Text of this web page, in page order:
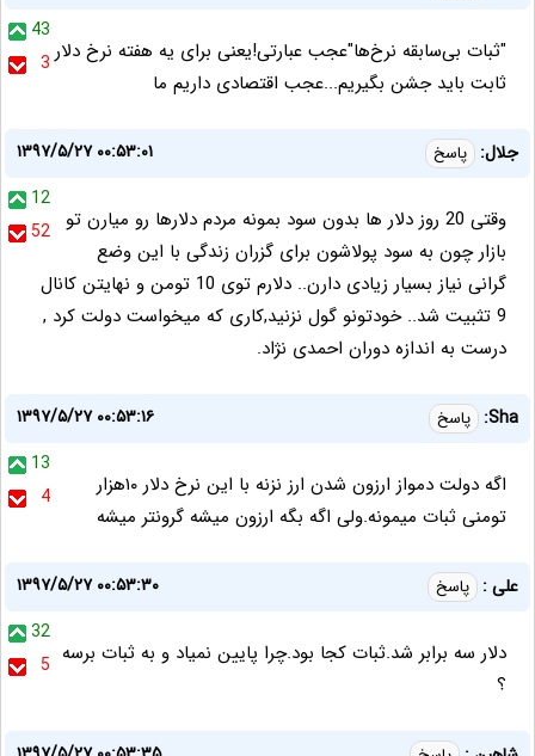
43
3 "ثبات بی‌سابقه نرخ‌ها"عجب عبارتی!یعنی برای یه هفته نرخ دلار
ثابت باید جشن بگیریم...عجب اقتصادی داریم ما
جلال: پاسخ
۱۳۹۷/۵/۲۷ ۰۰:۵۳:۰۱
12
52
وقتی 20 روز دلار ها بدون سود بمونه مردم دلارها رو میارن تو
بازار چون به سود پولاشون برای گزران زندگی با این وضع
گرانی نیاز بسیار زیادی دارن.. دلارم توی 10 تومن و نهایتن کانال
9 تثبیت شد.. خودتونو گول نزنید,کاری که میخواست دولت کرد ,
درست به اندازه دوران احمدی نژاد.
Sha: پاسخ
۱۳۹۷/۵/۲۷ ۰۰:۵۳:۱۶
13
4
اگه دولت دمواز ارزون شدن ارز نزنه با این نرخ دلار ۱۰هزار
تومنی ثبات میمونه.ولی اگه بگه ارزون میشه گرونتر میشه
علی : پاسخ
۱۳۹۷/۵/۲۷ ۰۰:۵۳:۳۰
32
5 دلار سه برابر شد.ثبات کجا بود.چرا پایین نمیاد و به ثبات برسه
؟